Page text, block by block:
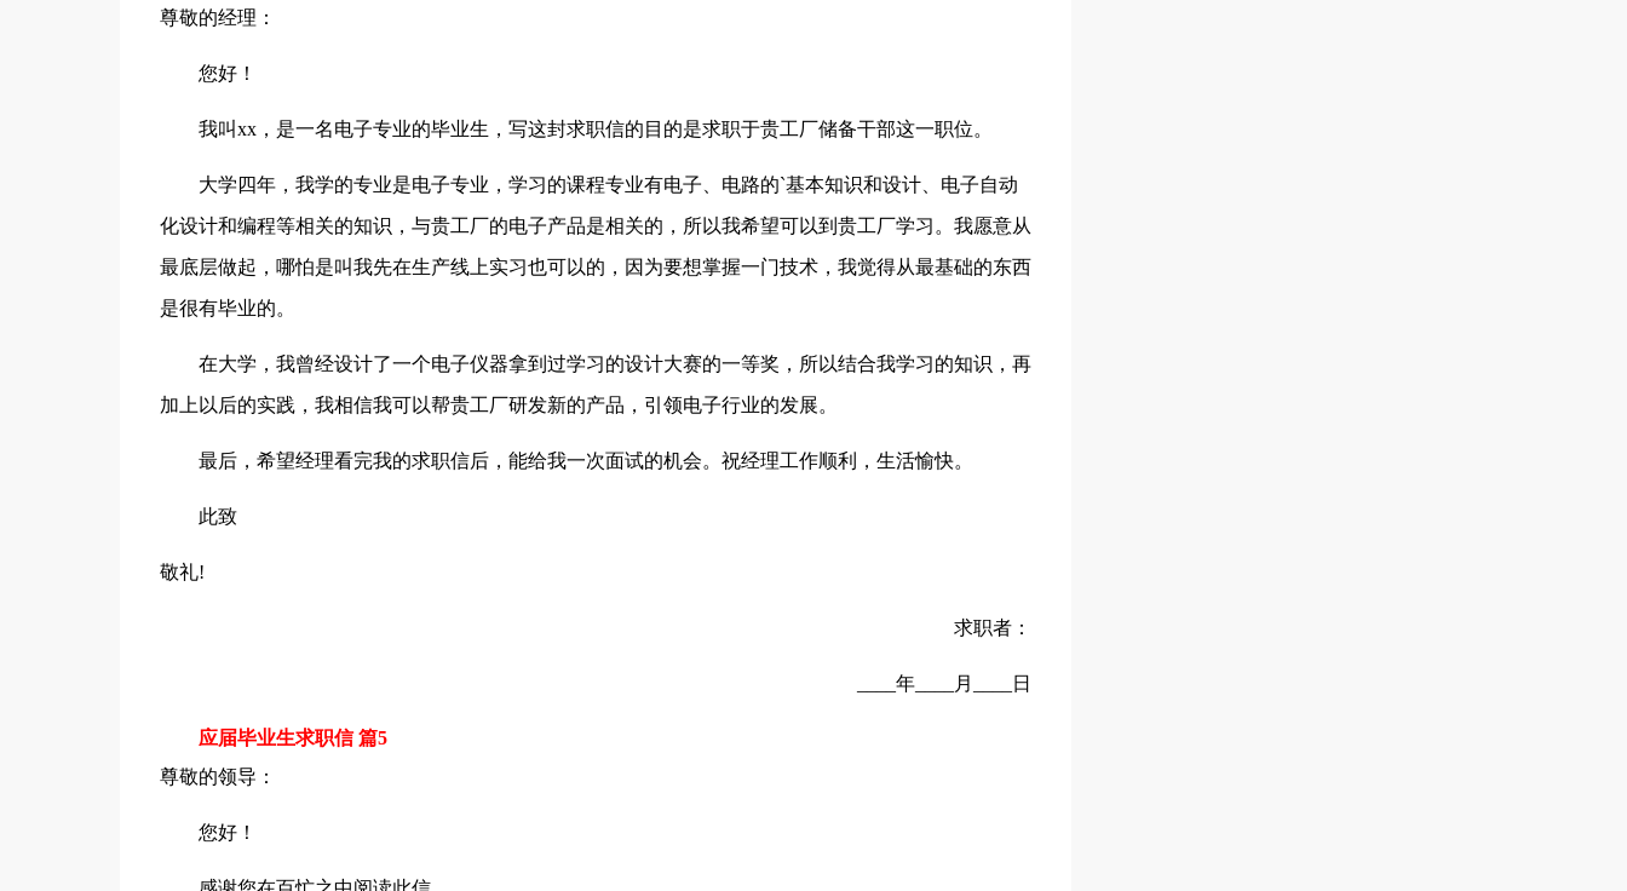
尊敬的经理：
您好！
我叫xx，是一名电子专业的毕业生，写这封求职信的目的是求职于贵工厂储备干部这一职位。
大学四年，我学的专业是电子专业，学习的课程专业有电子、电路的`基本知识和设计、电子自动
化设计和编程等相关的知识，与贵工厂的电子产品是相关的，所以我希望可以到贵工厂学习。我愿意从
最底层做起，哪怕是叫我先在生产线上实习也可以的，因为要想掌握一门技术，我觉得从最基础的东西
是很有毕业的。
在大学，我曾经设计了一个电子仪器拿到过学习的设计大赛的一等奖，所以结合我学习的知识，再
加上以后的实践，我相信我可以帮贵工厂研发新的产品，引领电子行业的发展。
最后，希望经理看完我的求职信后，能给我一次面试的机会。祝经理工作顺利，生活愉快。
此致
敬礼!
求职者：
____年____月____日
应届毕业生求职信 篇5
尊敬的领导：
您好！